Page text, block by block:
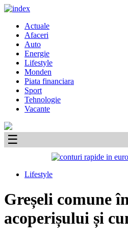
Skip
content
Primary
Menu
Actuale
Afaceri
Auto
Energie
Lifestyle
Monden
Piata financiara
Sport
Tehnologie
Vacante
☰
Lifestyle
Greșeli comune
acoperișului și